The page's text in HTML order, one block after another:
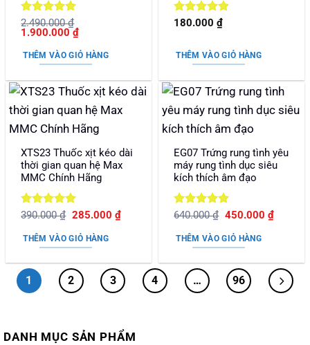
Được xếp
hạng55
2.490.000₫
Giá
là:
2.490.000 ₫.
1.900.000₫Giá
tại
là:
THÊM VÀO GIỎ HÀNG
Được xếp
180.000₫
THÊM VÀO GIỎ HÀNG
XTS23 Thuốc xịt kéo dài
thời gian quan hệ Max
MMC Chính Hãng
Được xếp
sao
390.000₫ Giá
là:
390.000 ₫.
285.000 ₫Giá
hiện
THÊM VÀO GIỎ HÀNG
EG07 Trứng rung tình yêu
máy rung tình dục siêu
kích thích âm đạo
Được xếp
sao
640.000₫ Giá
là:
640.000 ₫.
450.000 ₫Giá
hiện
THÊM VÀO GIỎ HÀNG
1 2 3 4 … 96
DANH MỤC SẢN PHẨM